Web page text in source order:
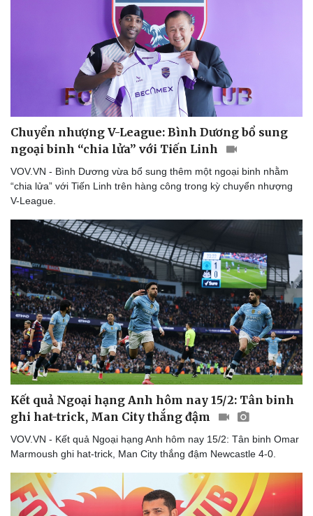
Thể thao
Bóng đá
Lịch thi đấu bóng đá
Thế giới thể thao
eSports
Hậu trường
Ô tô - Xe máy
Ô tô
Xe máy
Tư vấn
Chuyển nhượng V-League: Bình Dương bổ sung
ngoại binh “chia lửa” với Tiến Linh
VOV.VN - Bình Dương vừa bổ sung thêm một ngoại binh nhằm
“chia lửa” với Tiến Linh trên hàng công trong kỳ chuyển nhượng
V-League.
Kết quả Ngoại hạng Anh hôm nay 15/2: Tân binh
ghi hat-trick, Man City thắng đậm
VOV.VN - Kết quả Ngoại hạng Anh hôm nay 15/2: Tân binh Omar
Marmoush ghi hat-trick, Man City thắng đậm Newcastle 4-0.